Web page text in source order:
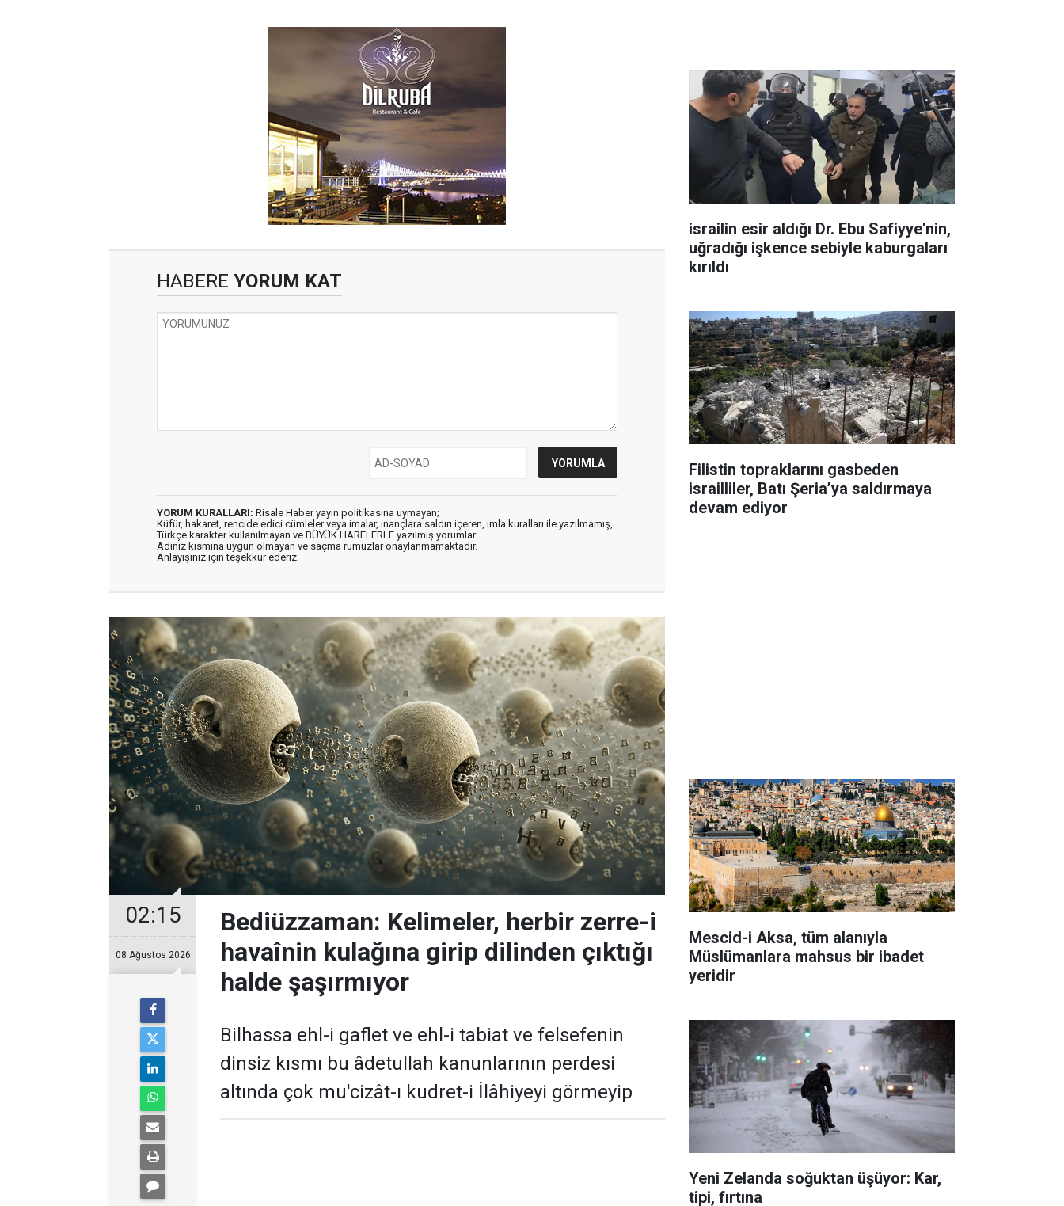
HABERE YORUM KAT
YORUM KURALLARI: Risale Haber yayın politikasına uymayan;
Küfür, hakaret, rencide edici cümleler veya imalar, inançlara saldırı içeren, imla kuralları ile yazılmamış,
Türkçe karakter kullanılmayan ve BÜYÜK HARFLERLE yazılmış yorumlar
Adınız kısmına uygun olmayan ve saçma rumuzlar onaylanmamaktadır.
Anlayışınız için teşekkür ederiz.
02:15
08 Ağustos 2026
Bediüzzaman: Kelimeler, herbir zerre-i
havaînin kulağına girip dilinden çıktığı
halde şaşırmıyor
Bilhassa ehl-i gaflet ve ehl-i tabiat ve felsefenin
dinsiz kısmı bu âdetullah kanunlarının perdesi
altında çok mu'cizât-ı kudret-i İlâhiyeyi görmeyip
israilin esir aldığı Dr. Ebu Safiyye'nin,
uğradığı işkence sebiyle kaburgaları
kırıldı
Filistin topraklarını gasbeden
israilliler, Batı Şeria’ya saldırmaya
devam ediyor
Mescid-i Aksa, tüm alanıyla
Müslümanlara mahsus bir ibadet
yeridir
Yeni Zelanda soğuktan üşüyor: Kar,
tipi, fırtına